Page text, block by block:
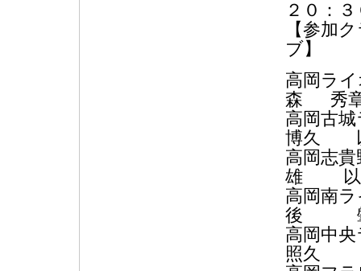
２０：
【参加
高岡
森 秀
高岡古
博久
高岡志
雄 以
高岡
後 肇
高岡中
照久